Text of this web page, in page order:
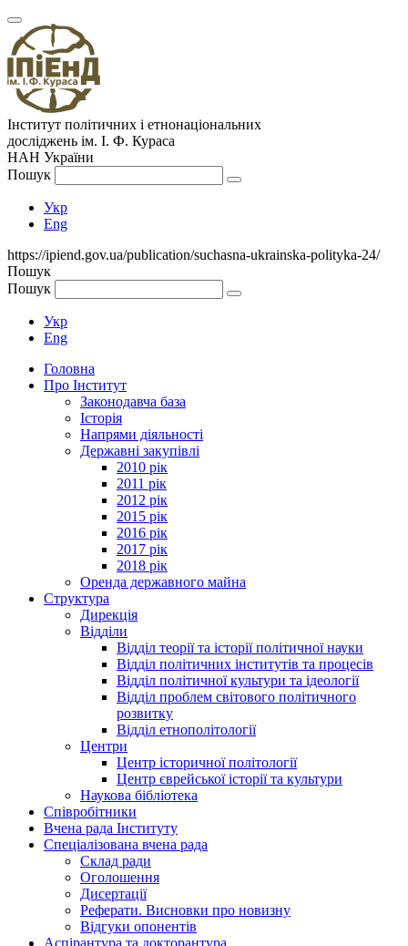
Інститут політичних і етнонаціональних
досліджень ім. І. Ф. Кураса
НАН України
Пошук
Укр
Eng
https://ipiend.gov.ua/publication/suchasna-ukrainska-polityka-24/
Пошук
Пошук
Укр
Eng
Головна
Про Інститут
Законодавча база
Історія
Напрями діяльності
Державні закупівлі
2010 рік
2011 рік
2012 рік
2015 рік
2016 рік
2017 рік
2018 рік
Оренда державного майна
Структура
Дирекція
Відділи
Відділ теорії та історії політичної науки
Відділ політичних інститутів та процесів
Відділ політичної культури та ідеології
Відділ проблем світового політичного
розвитку
Відділ етнополітології
Центри
Центр історичної політології
Центр єврейської історії та культури
Наукова бібліотека
Співробітники
Вчена рада Інституту
Спеціалізована вчена рада
Склад ради
Оголошення
Дисертації
Реферати. Висновки про новизну
Відгуки опонентів
Аспірантура та докторантура